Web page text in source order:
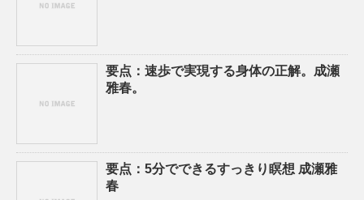
要点：速歩で実現する身体の正解。成瀬
雅春。
要点：5分でできるすっきり瞑想 成瀬雅
春